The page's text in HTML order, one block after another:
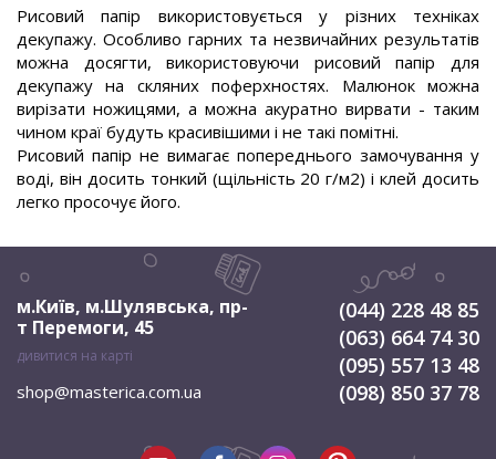
Рисовий папір використовується у різних техніках
декупажу. Особливо гарних та незвичайних результатів
можна досягти, використовуючи рисовий папір для
декупажу на скляних поферхностях. Малюнок можна
вирізати ножицями, а можна акуратно вирвати - таким
чином краї будуть красивішими і не такі помітні.
Рисовий папір не вимагає попереднього замочування у
воді, він досить тонкий (щільність 20 г/м2) і клей досить
легко просочує його.
м.Київ, м.Шулявська, пр-
т Перемоги, 45
дивитися на карті
shop@masterica.com.ua
(044) 228 48 85
(063) 664 74 30
(095) 557 13 48
(098) 850 37 78